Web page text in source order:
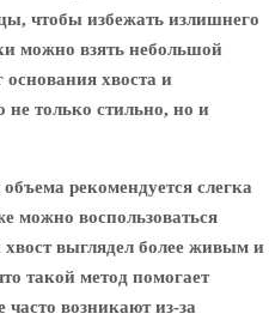
чтобы избежать излишнего
можно взять небольшой
основания хвоста и
только стильно, но и
рекомендуется слегка
можно воспользоваться
выглядел более живым и
такой метод помогает
возникают из-за